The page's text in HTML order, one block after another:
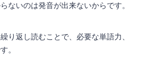
ないのは発音が出来ないからです。
り返し読むことで、必要な単語力、
。